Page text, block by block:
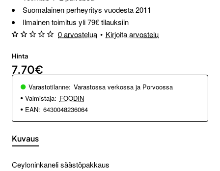
Suomalainen perheyritys vuodesta 2011
Ilmainen toimitus yli 79€ tilauksiin
0 arvostelua • Kirjoita arvostelu
Hinta
7.70€
Varastotilanne: Varastossa verkossa ja Porvoossa
Valmistaja: FOODIN
EAN: 6430048236064
Kuvaus
Ceyloninkaneli säästöpakkaus